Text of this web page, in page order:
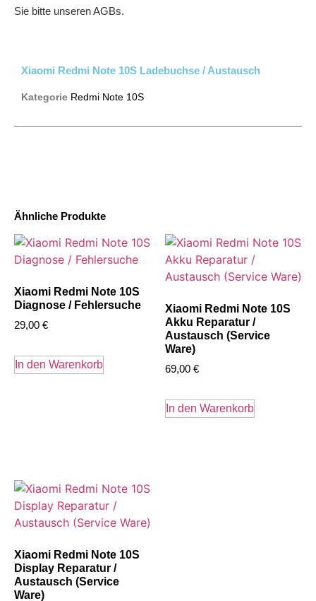
Sie bitte unseren AGBs.
Ähnliche Produkte
Xiaomi Redmi Note 10S
Diagnose / Fehlersuche
29,00 €
In den Warenkorb
Xiaomi Redmi Note 10S
Akku Reparatur /
Austausch (Service
Ware)
69,00 €
In den Warenkorb
Xiaomi Redmi Note 10S
Display Reparatur /
Austausch (Service
Ware)
Xiaomi Redmi Note 10S Ladebuchse / Austausch
Kategorie Redmi Note 10S